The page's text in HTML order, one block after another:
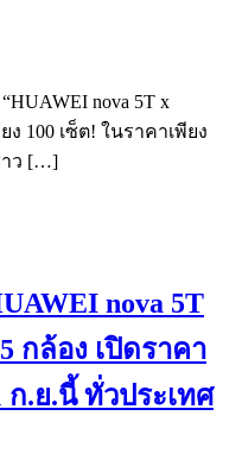
nova 5T x
ง 100 เซ็ต! ในราคาเพียง
าว […]
nova 5T
กล้อง เปิดราคา
ก.ย.นี้ ทั่วประเทศ